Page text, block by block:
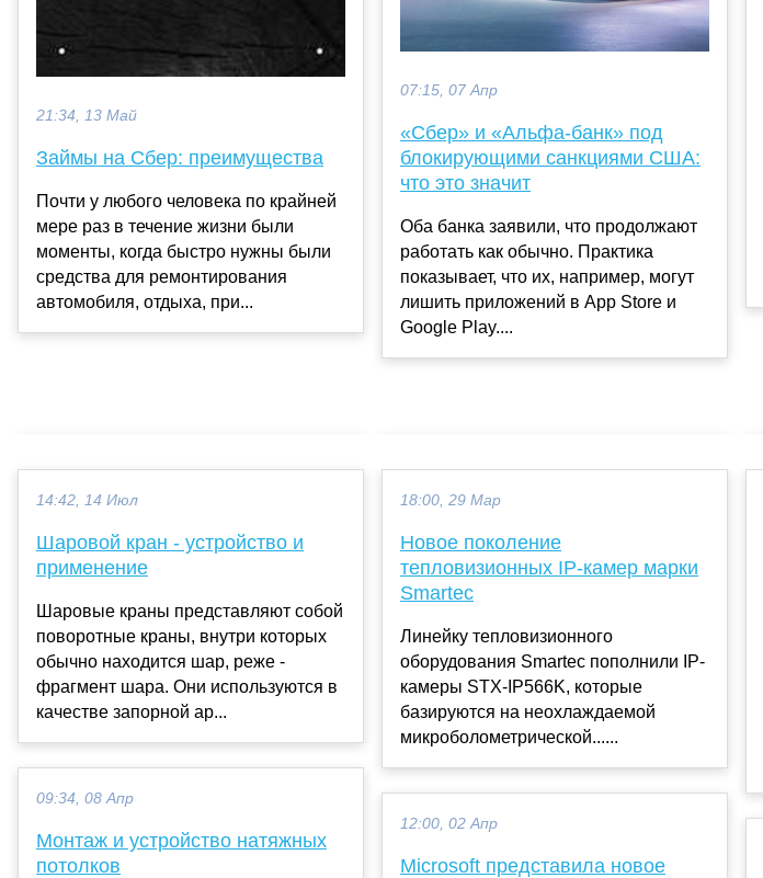
21:34, 13 Май
Займы на Сбер: преимущества
Почти у любого человека по крайней
мере раз в течение жизни были
моменты, когда быстро нужны были
средства для ремонтирования
автомобиля, отдыха, при...
07:15, 07 Апр
«Сбер» и «Альфа-банк» под
блокирующими санкциями США:
что это значит
Оба банка заявили, что продолжают
работать как обычно. Практика
показывает, что их, например, могут
лишить приложений в App Store и
Google Play....
14:42, 14 Июл
Шаровой кран - устройство и
применение
Шаровые краны представляют собой
поворотные краны, внутри которых
обычно находится шар, реже -
фрагмент шара. Они используются в
качестве запорной ар...
09:34, 08 Апр
Монтаж и устройство натяжных
потолков
18:00, 29 Мар
Новое поколение
тепловизионных IP-камер марки
Smartec
Линейку тепловизионного
оборудования Smartec пополнили IP-
камеры STX-IP566K, которые
базируются на неохлаждаемой
микроболометрической......
12:00, 02 Апр
Microsoft представила новое